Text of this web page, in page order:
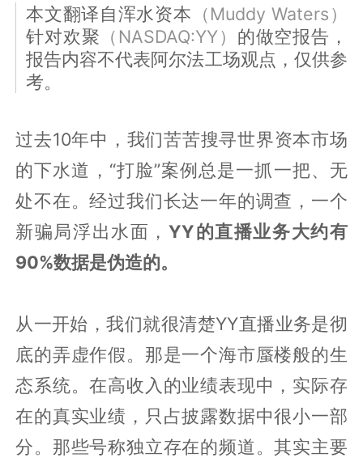
本文翻译自浑水资本 （Muddy Waters）
针对欢聚 （NASDAQ:YY） 的做空报告，
报告内容不代表阿尔法工场观点，仅供参
考。
过去10年中，我们苦苦搜寻世界资本市场
的下水道，“打脸”案例总是一抓一把、无
处不在。经过我们长达一年的调查，一个
新骗局浮出水面， YY的直播业务大约有
90%数据是伪造的。
从一开始，我们就很清楚YY直播业务是彻
底的弄虚作假。那是一个海市蜃楼般的生
态系统。在高收入的业绩表现中，实际存
在的真实业绩，只占披露数据中很小一部
分。那些号称独立存在的频道。其实主要